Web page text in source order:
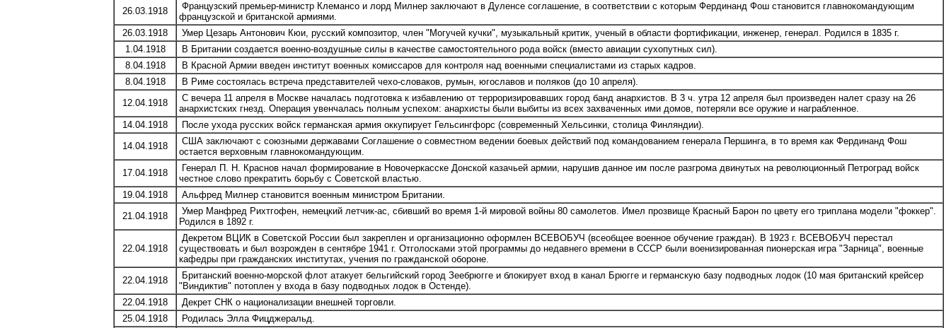
26.03.1918
Французский премьер-министр Клемансо и лорд Милнер заключают в Дуленсе соглашение, в соответствии с которым Фердинанд Фош становится главнокомандующим
французской и британской армиями.
26.03.1918
Умер Цезарь Антонович Кюи, русский композитор, член "Могучей кучки", музыкальный критик, ученый в области фортификации, инженер, генерал. Родился в 1835 г.
1.04.1918
В Британии создается военно-воздушные силы в качестве самостоятельного рода войск (вместо авиации сухопутных сил).
8.04.1918
В Красной Армии введен институт военных комиссаров для контроля над военными специалистами из старых кадров.
8.04.1918
В Риме состоялась встреча представителей чехо-словаков, румын, югославов и поляков (до 10 апреля).
12.04.1918
С вечера 11 апреля в Москве началась подготовка к избавлению от терроризировавших город банд анархистов. В 3 ч. утра 12 апреля был произведен налет сразу на 26
анархистских гнезд. Операция увенчалась полным успехом: анархисты были выбиты из всех захваченных ими домов, потеряли все оружие и награбленное.
14.04.1918
После ухода русских войск германская армия оккупирует Гельсингфорс (современный Хельсинки, столица Финляндии).
14.04.1918
США заключают с союзными державами Соглашение о совместном ведении боевых действий под командованием генерала Першинга, в то время как Фердинанд Фош
остается верховным главнокомандующим.
17.04.1918
Генерал П. Н. Краснов начал формирование в Новочеркасске Донской казачьей армии, нарушив данное им после разгрома двинутых на революционный Петроград войск
честное слово прекратить борьбу с Советской властью.
19.04.1918
Альфред Милнер становится военным министром Британии.
21.04.1918
Умер Манфред Рихтгофен, немецкий летчик-ас, сбивший во время 1-й мировой войны 80 самолетов. Имел прозвище Красный Барон по цвету его триплана модели "фоккер".
Родился в 1892 г.
22.04.1918
Декретом ВЦИК в Советской России был закреплен и организационно оформлен ВСЕВОБУЧ (всеобщее военное обучение граждан). В 1923 г. ВСЕВОБУЧ перестал
существовать и был возрожден в сентябре 1941 г. Отголосками этой программы до недавнего времени в СССР были военизированная пионерская игра "Зарница", военные
кафедры при гражданских институтах, учения по гражданской обороне.
22.04.1918
Британский военно-морской флот атакует бельгийский город Зеебрюгге и блокирует вход в канал Брюгге и германскую базу подводных лодок (10 мая британский крейсер
"Виндиктив" потоплен у входа в базу подводных лодок в Остенде).
22.04.1918
Декрет СНК о национализации внешней торговли.
25.04.1918
Родилась Элла Фицджеральд.